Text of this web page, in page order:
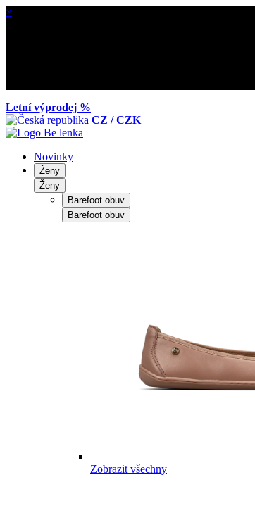
×
Letní výprodej %
CZ / CZK
Novinky
Ženy
Ženy
Barefoot obuv
Barefoot obuv
Zobrazit všechny